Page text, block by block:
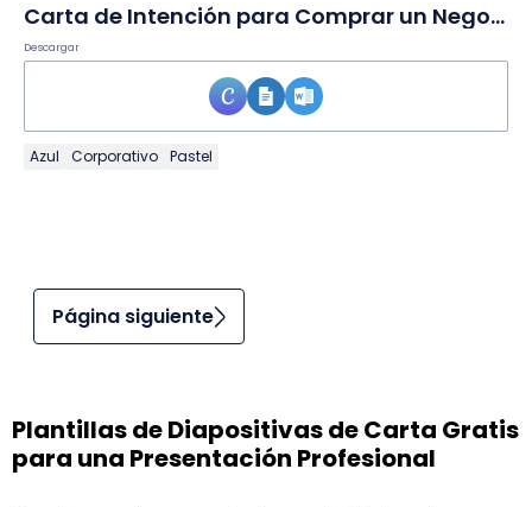
Carta de Intención para Comprar un Negocio en Documento
Descargar
Azul Corporativo Pastel
Página siguiente
Plantillas de Diapositivas de Carta Gratis
para una Presentación Profesional